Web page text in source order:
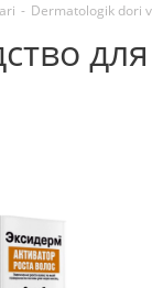
- Dermatologik dori